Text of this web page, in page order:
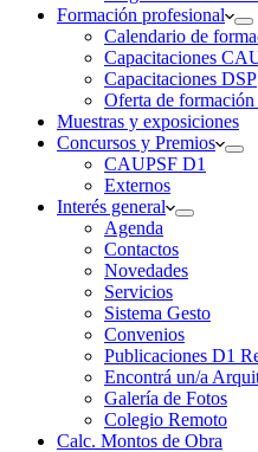
Formación profesional
Calendario de
Capacitaciones
Capacitaciones DSP
Oferta de
Muestras y exposiciones
Concursos y Premios
CAUPSF D1
Externos
Interés general
Agenda
Contactos
Novedades
Servicios
Sistema Gesto
Convenios
Publicaciones D1
Encontrá un/a
Galería de Fotos
Colegio Remoto
Calc. Montos de Obra